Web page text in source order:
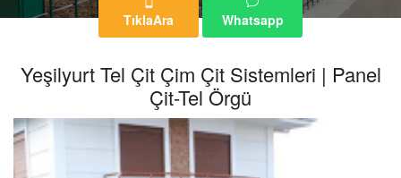
TıklaAra Whatsapp
Yeşilyurt Tel Çit Çim Çit Sistemleri | Panel
Çit-Tel Örgü